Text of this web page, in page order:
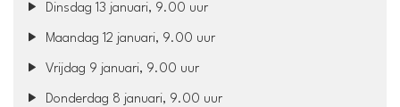
Dinsdag 13 januari, 9.00 uur
Maandag 12 januari, 9.00 uur
Vrijdag 9 januari, 9.00 uur
Donderdag 8 januari, 9.00 uur